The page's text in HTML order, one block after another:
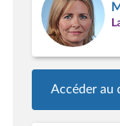
Accéder au